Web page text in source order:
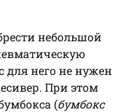
небольшой
него не нужен
При этом
(бумбокс